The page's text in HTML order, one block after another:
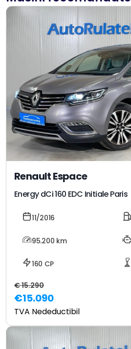
Renault Espace
Energy dCi 160 EDC Initiale Paris
11/2016
95.200 km
160 CP
€ 15.290
€15.090
TVA Nedeductibil